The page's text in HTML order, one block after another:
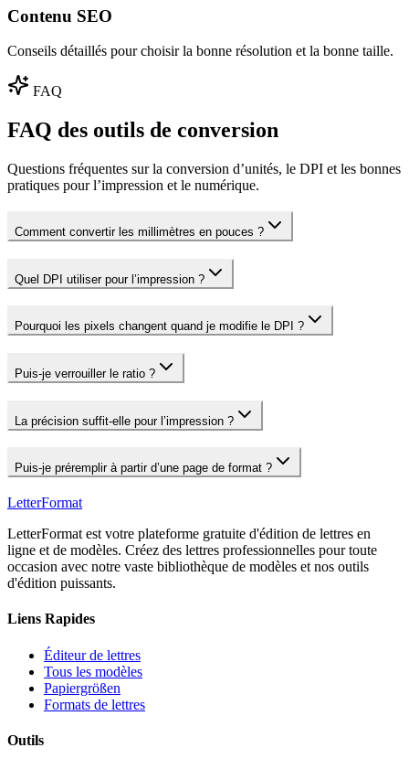
Contenu SEO
Conseils détaillés pour choisir la bonne résolution et la bonne taille.
FAQ
FAQ des outils de conversion
Questions fréquentes sur la conversion d’unités, le DPI et les bonnes
pratiques pour l’impression et le numérique.
Comment convertir les millimètres en pouces ?
Quel DPI utiliser pour l’impression ?
Pourquoi les pixels changent quand je modifie le DPI ?
Puis‑je verrouiller le ratio ?
La précision suffit‑elle pour l’impression ?
Puis‑je préremplir à partir d’une page de format ?
LetterFormat
LetterFormat est votre plateforme gratuite d'édition de lettres en
ligne et de modèles. Créez des lettres professionnelles pour toute
occasion avec notre vaste bibliothèque de modèles et nos outils
d'édition puissants.
Liens Rapides
Éditeur de lettres
Tous les modèles
Papiergrößen
Formats de lettres
Outils